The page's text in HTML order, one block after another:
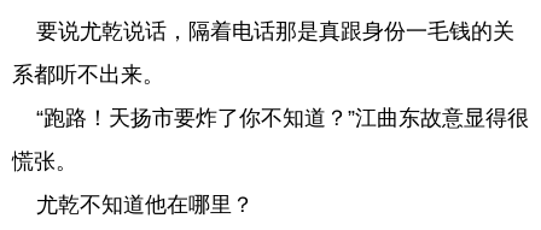
要说尤乾说话，隔着电话那是真跟身份一毛钱的关
系都听不出来。
“跑路！天扬市要炸了你不知道？”江曲东故意显得很
慌张。
尤乾不知道他在哪里？